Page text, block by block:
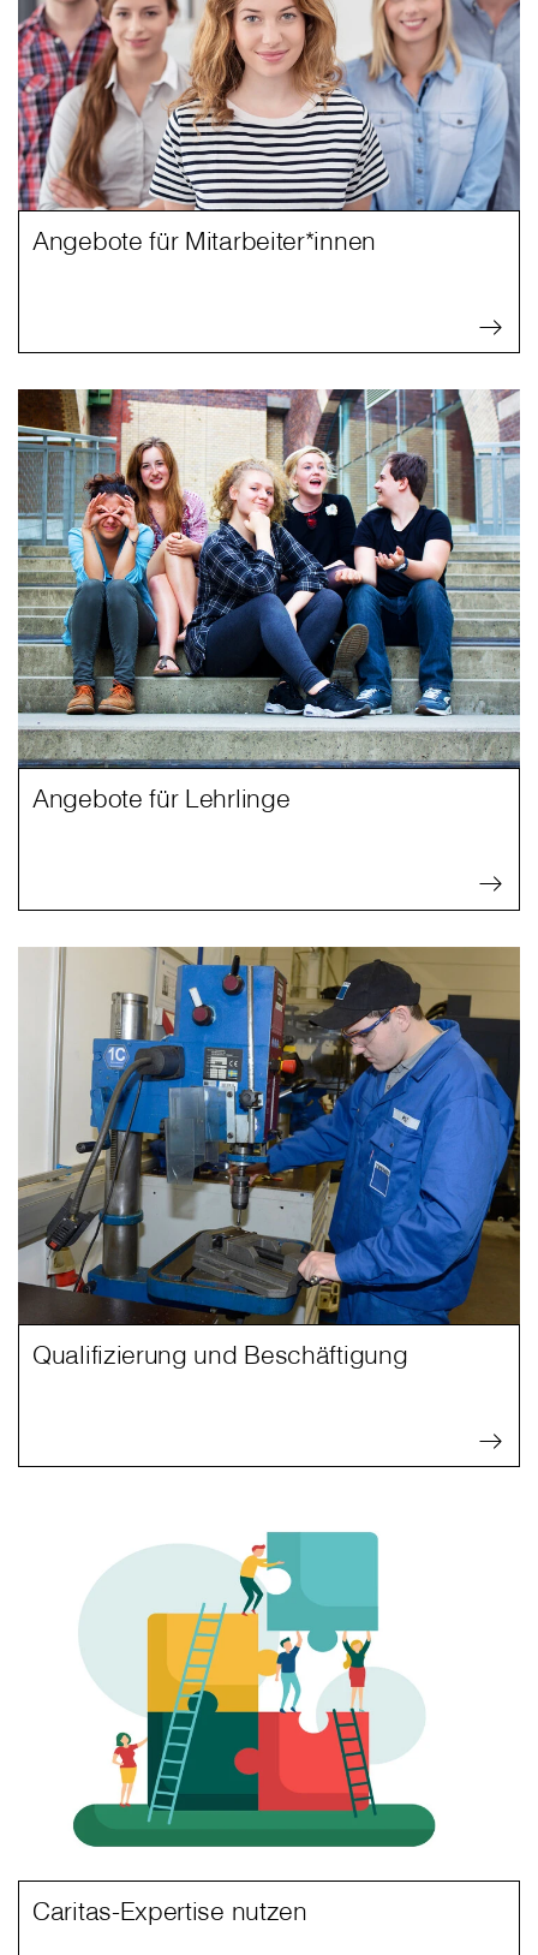
Angebote für Mitarbeiter*innen
Angebote für Lehrlinge
Qualifizierung und Beschäftigung
Caritas-Expertise nutzen